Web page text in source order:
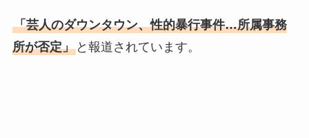
「芸人のダウンタウン、性的暴行事件…所属事務
所が否定」と報道されています。